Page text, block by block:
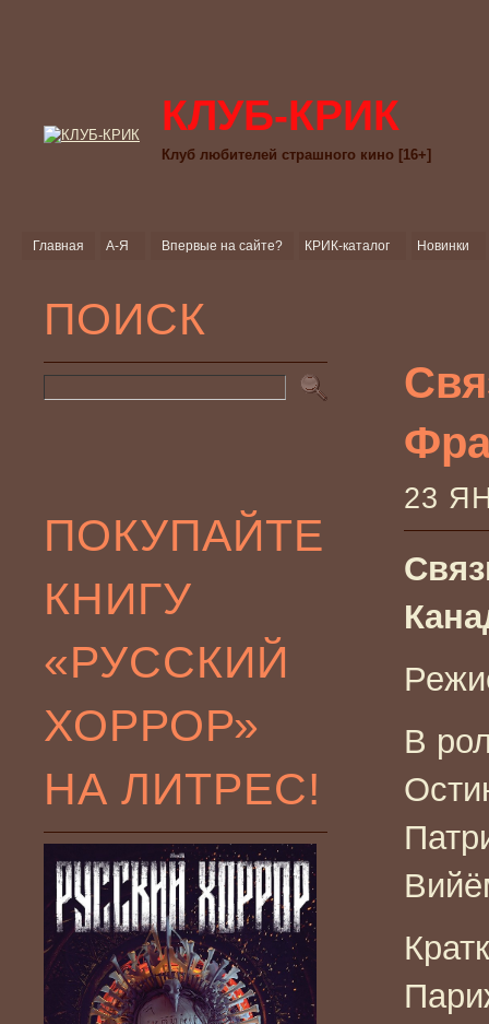
КЛУБ-КРИК
Клуб любителей страшного кино [16+]
Главная А-Я Впервые на сайте? КРИК-каталог Новинки
ПОИСК
ПОКУПАЙТЕ
КНИГУ
«РУССКИЙ
ХОРРОР»
НА ЛИТРЕС!
23
В